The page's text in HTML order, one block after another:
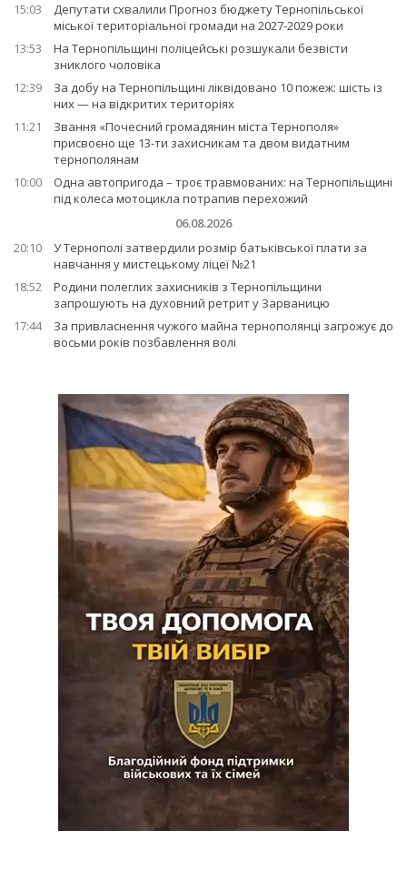
15:03
Депутати схвалили Прогноз бюджету Тернопільської
міської територіальної громади на 2027-2029 роки
13:53
На Тернопільщині поліцейські розшукали безвісти
зниклого чоловіка
12:39
За добу на Тернопільщині ліквідовано 10 пожеж: шість із
них — на відкритих територіях
11:21
Звання «Почесний громадянин міста Тернополя»
присвоєно ще 13-ти захисникам та двом видатним
тернополянам
10:00
Одна автопригода – троє травмованих: на Тернопільщині
під колеса мотоцикла потрапив перехожий
06.08.2026
20:10
У Тернополі затвердили розмір батьківської плати за
навчання у мистецькому ліцеї №21
18:52
Родини полеглих захисників з Тернопільщини
запрошують на духовний ретрит у Зарваницю
17:44
За привласнення чужого майна тернополянці загрожує до
восьми років позбавлення волі